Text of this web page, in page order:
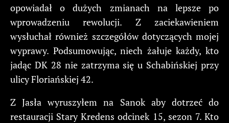
opowiadał o dużych zmianach na lepsze po
wprowadzeniu rewolucji. Z zaciekawieniem
wysłuchał również szczegółów dotyczących mojej
wyprawy. Podsumowując, niech żałuje każdy, kto
jadąc DK 28 nie zatrzyma się u Schabińskiej przy
ulicy Floriańskiej 42.
Z Jasła wyruszyłem na Sanok aby dotrzeć do
restauracji Stary Kredens odcinek 15, sezon 7. Kto